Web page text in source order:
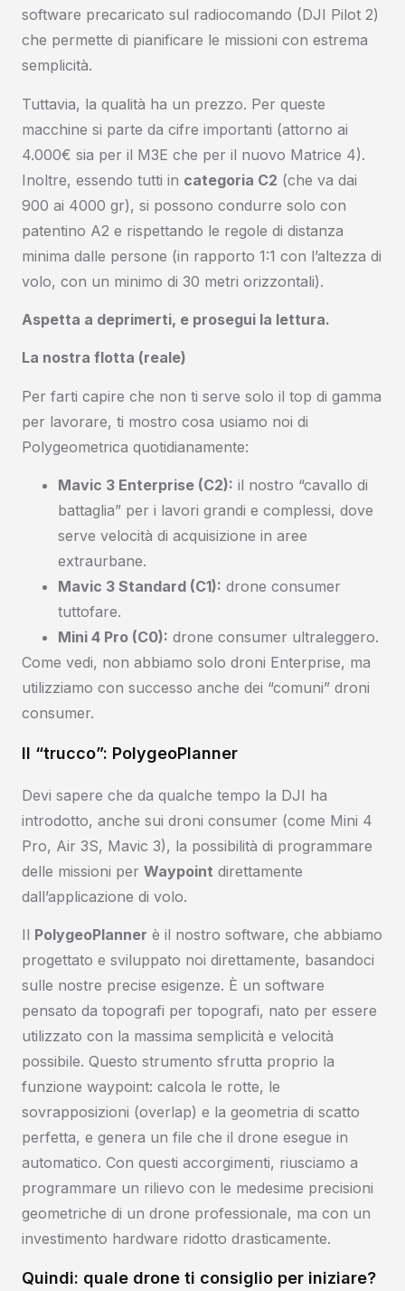
software precaricato sul radiocomando (DJI Pilot 2)
che permette di pianificare le missioni con estrema
semplicità.
Tuttavia, la qualità ha un prezzo. Per queste
macchine si parte da cifre importanti (attorno ai
4.000€ sia per il M3E che per il nuovo Matrice 4).
Inoltre, essendo tutti in categoria C2 (che va dai
900 ai 4000 gr), si possono condurre solo con
patentino A2 e rispettando le regole di distanza
minima dalle persone (in rapporto 1:1 con l’altezza di
volo, con un minimo di 30 metri orizzontali).
Aspetta a deprimerti, e prosegui la lettura.
La nostra flotta (reale)
Per farti capire che non ti serve solo il top di gamma
per lavorare, ti mostro cosa usiamo noi di
Polygeometrica quotidianamente:
Mavic 3 Enterprise (C2): il nostro “cavallo di
battaglia” per i lavori grandi e complessi, dove
serve velocità di acquisizione in aree
extraurbane.
Mavic 3 Standard (C1): drone consumer
tuttofare.
Mini 4 Pro (C0): drone consumer ultraleggero.
Come vedi, non abbiamo solo droni Enterprise, ma
utilizziamo con successo anche dei “comuni” droni
consumer.
Il “trucco”: PolygeoPlanner
Devi sapere che da qualche tempo la DJI ha
introdotto, anche sui droni consumer (come Mini 4
Pro, Air 3S, Mavic 3), la possibilità di programmare
delle missioni per Waypoint direttamente
dall’applicazione di volo.
Il PolygeoPlanner è il nostro software, che abbiamo
progettato e sviluppato noi direttamente, basandoci
sulle nostre precise esigenze. È un software
pensato da topografi per topografi, nato per essere
utilizzato con la massima semplicità e velocità
possibile. Questo strumento sfrutta proprio la
funzione waypoint: calcola le rotte, le
sovrapposizioni (overlap) e la geometria di scatto
perfetta, e genera un file che il drone esegue in
automatico. Con questi accorgimenti, riusciamo a
programmare un rilievo con le medesime precisioni
geometriche di un drone professionale, ma con un
investimento hardware ridotto drasticamente.
Quindi: quale drone ti consiglio per iniziare?